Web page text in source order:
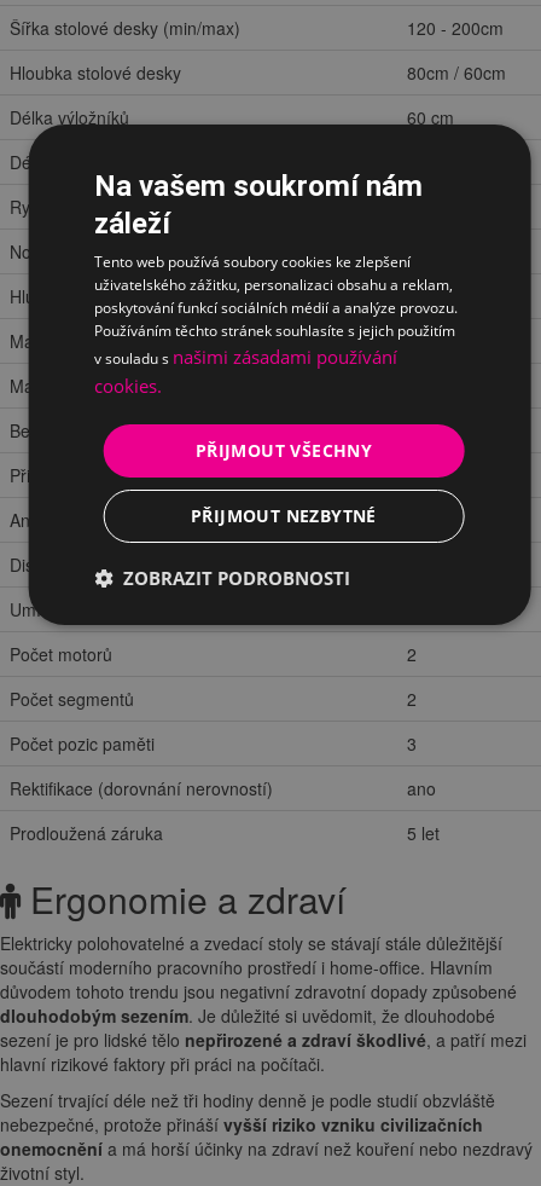
Šířka stolové desky (min/max)
120 - 200cm
Hloubka stolové desky
80cm / 60cm
Délka výložníků
60 cm
Délka patiček
Rychlost zdvihu
Nosnost
125 kg
Hlučnost
<50dB
Materiál konstrukce
ocel
Materiál stolové desky
Bezpečnostní ABS hrana
ano
Připomenutí změny polohy
ano
Antikolizní systém
Displej (zobrazení výšky)
Umístění motorů
Počet motorů
2
Počet segmentů
2
Počet pozic paměti
3
Rektifikace (dorovnání nerovností)
ano
Prodloužená záruka
5 let
Ergonomie a zdraví
Elektricky polohovatelné a zvedací stoly se stávají stále důležitější
součástí moderního pracovního prostředí i home-office. Hlavním
důvodem tohoto trendu jsou negativní zdravotní dopady způsobené
dlouhodobým sezením. Je důležité si uvědomit, že dlouhodobé
sezení je pro lidské tělo nepřirozené a zdraví škodlivé, a patří mezi
hlavní rizikové faktory při práci na počítači.
Sezení trvající déle než tři hodiny denně je podle studií obzvláště
nebezpečné, protože přináší vyšší riziko vzniku civilizačních
onemocnění a má horší účinky na zdraví než kouření nebo nezdravý
životní styl.
Na vašem soukromí nám
záleží
Tento web používá soubory cookies ke zlepšení
uživatelského zážitku, personalizaci obsahu a reklam,
poskytování funkcí sociálních médií a analýze provozu.
Používáním těchto stránek souhlasíte s jejich použitím
v souladu s našimi zásadami používání
cookies.
PŘIJMOUT VŠECHNY
PŘIJMOUT NEZBYTNÉ
ZOBRAZIT PODROBNOSTI